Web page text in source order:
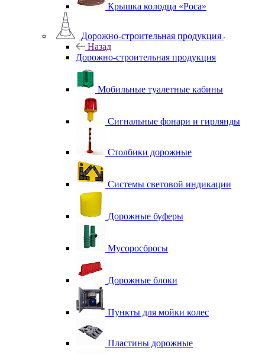
Крышка колодца «Роса»
Дорожно-строительная продукция
Назад
Дорожно-строительная продукция
Мобильные туалетные кабины
Сигнальные фонари и гирлянды
Столбики дорожные
Системы световой индикации
Дорожные буферы
Мусоросбросы
Дорожные блоки
Пункты для мойки колес
Пластины дорожные